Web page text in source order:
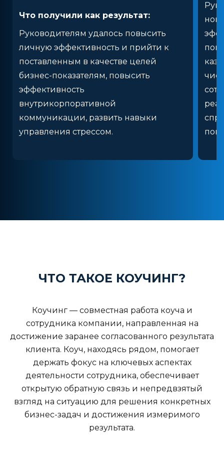
Что получили как результат:
Руководителям удалось повысить
личную эффективность и прийти к
поставленным в качестве целей
бизнес-показателям, повысить
эффективность
внутрикорпоративной
коммуникации, развить навыки
управления стрессом.
ЧТО ТАКОЕ КОУЧИНГ?
Коучинг — совместная работа коуча и
сотрудника компании, направленная на
достижение заранее согласованного результата
клиента. Коуч, находясь рядом, помогает
держать фокус на ключевых аспектах
деятельности сотрудника, обеспечивает
открытую обратную связь и непредвзятый
взгляд на ситуацию для решения конкретных
бизнес-задач и достижения измеримого
результата.